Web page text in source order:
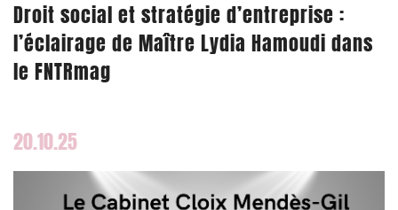
Droit social et stratégie d’entreprise :
l’éclairage de Maître Lydia Hamoudi dans
le FNTRmag
20.10.25